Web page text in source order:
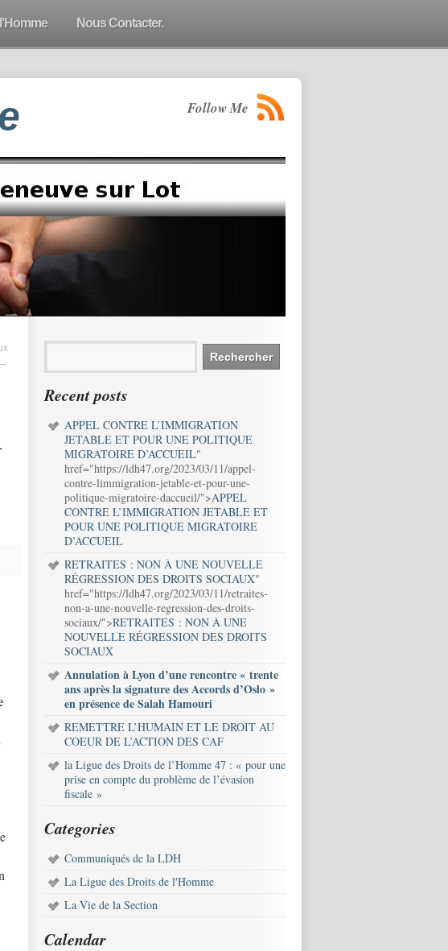
Nous Contacter.
Follow Me
→
Recent posts
APPEL CONTRE L’IMMIGRATION
JETABLE ET POUR UNE POLITIQUE
MIGRATOIRE D’ACCUEIL"
href="https://ldh47.org/2023/03/11/appel-
contre-limmigration-jetable-et-pour-une-
politique-migratoire-daccueil/">APPEL
CONTRE L’IMMIGRATION JETABLE ET
POUR UNE POLITIQUE MIGRATOIRE
D’ACCUEIL
RETRAITES : NON À UNE NOUVELLE
RÉGRESSION DES DROITS SOCIAUX"
href="https://ldh47.org/2023/03/11/retraites-
non-a-une-nouvelle-regression-des-droits-
sociaux/">RETRAITES : NON À UNE
NOUVELLE RÉGRESSION DES DROITS
SOCIAUX
Annulation à Lyon d’une rencontre « trente
ans après la signature des Accords d’Oslo »
en présence de Salah Hamouri
REMETTRE L’HUMAIN ET LE DROIT AU
COEUR DE L’ACTION DES CAF
la Ligue des Droits de l’Homme 47 : « pour une
prise en compte du problème de l’évasion
fiscale »
Categories
Communiqués de la LDH
La Ligue des Droits de l'Homme
La Vie de la Section
Calendar